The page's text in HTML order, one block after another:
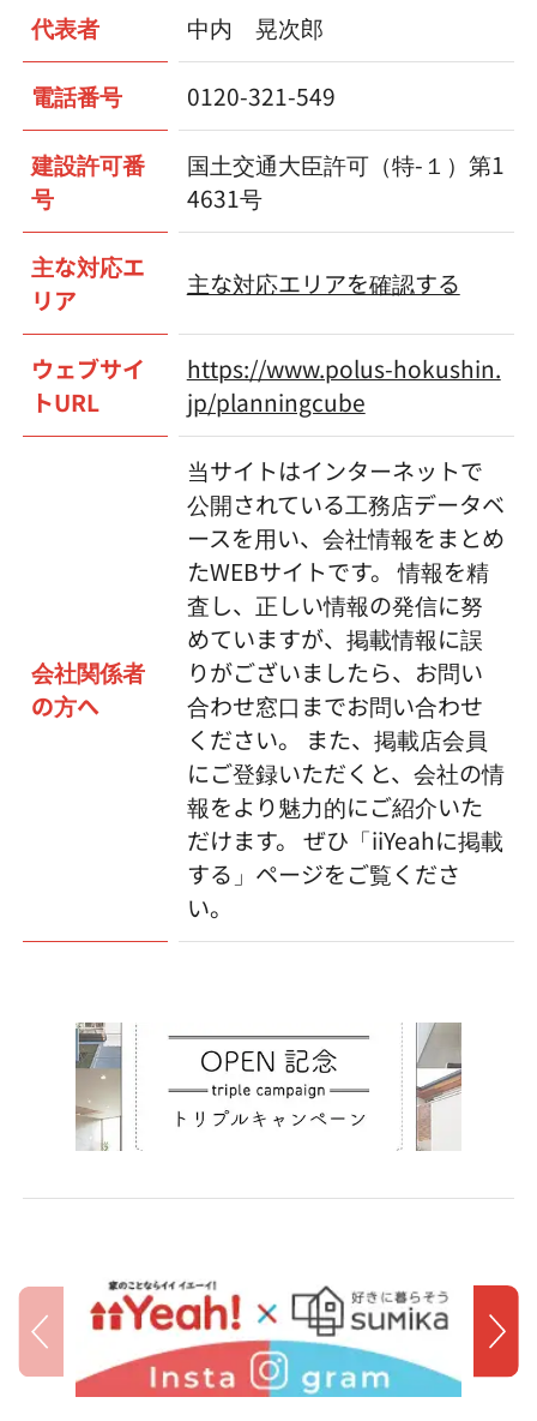
代表者 中内 晃次郎
電話番号 0120-321-549
建設許可番
号
国土交通大臣許可（特-１）第1
4631号
主な対応エ
リア
主な対応エリアを確認する
ウェブサイ
トURL
https://www.polus-hokushin.
jp/planningcube
会社関係者
の方へ
当サイトはインターネットで
公開されている工務店データベ
ースを用い、会社情報をまとめ
たWEBサイトです。 情報を精
査し、正しい情報の発信に努
めていますが、掲載情報に誤
りがございましたら、お問い
合わせ窓口までお問い合わせ
ください。 また、掲載店会員
にご登録いただくと、会社の情
報をより魅力的にご紹介いた
だけます。 ぜひ「iiYeahに掲載
する」ページをご覧くださ
い。